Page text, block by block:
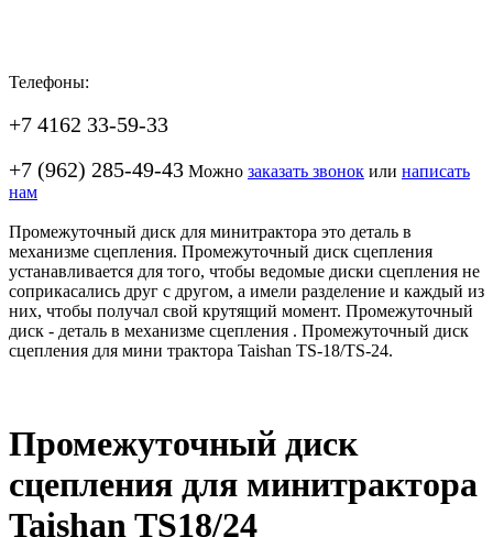
Телефоны:
+7 4162 33-59-33
+7 (962) 285-49-43 Можно заказать звонок или написать
нам
Промежуточный диск для минитрактора это деталь в
механизме сцепления. Промежуточный диск сцепления
устанавливается для того, чтобы ведомые диски сцепления не
соприкасались друг с другом, а имели разделение и каждый из
них, чтобы получал свой крутящий момент. Промежуточный
диск - деталь в механизме сцепления . Промежуточный диск
сцепления для мини трактора Taishan TS-18/TS-24.
Промежуточный диск
сцепления для минитрактора
Taishan TS18/24